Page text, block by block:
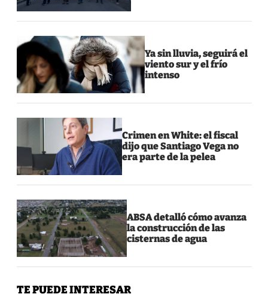
Ya sin lluvia, seguirá el
viento sur y el frío
intenso
Crimen en White: el fiscal
dijo que Santiago Vega no
era parte de la pelea
ABSA detalló cómo avanza
la construcción de las
cisternas de agua
TE PUEDE INTERESAR